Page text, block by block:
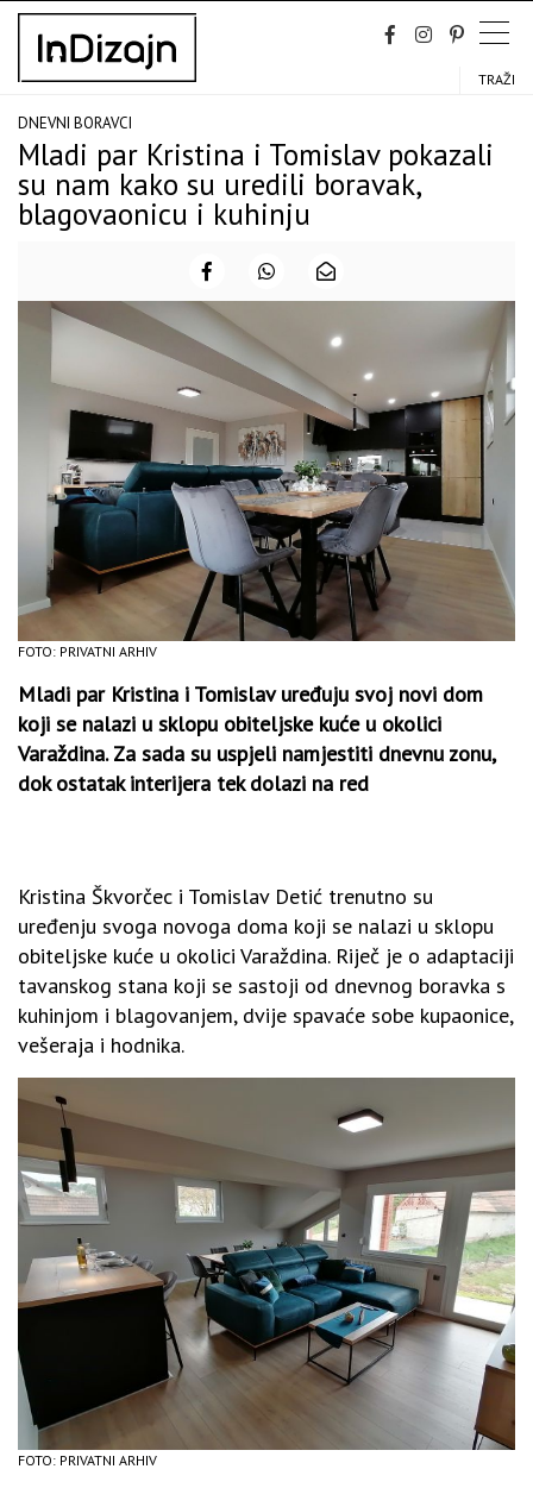
Skip
content
TRAŽI
DNEVNI BORAVCI
Mladi par Kristina i Tomislav pokazali
su nam kako su uredili boravak,
blagovaonicu i kuhinju
FOTO: PRIVATNI ARHIV
Mladi par Kristina i Tomislav uređuju svoj novi dom
koji se nalazi u sklopu obiteljske kuće u okolici
Varaždina. Za sada su uspjeli namjestiti dnevnu zonu,
dok ostatak interijera tek dolazi na red
Kristina Škvorčec i Tomislav Detić trenutno su
uređenju svoga novoga doma koji se nalazi u sklopu
obiteljske kuće u okolici Varaždina. Riječ je o adaptaciji
tavanskog stana koji se sastoji od dnevnog boravka s
kuhinjom i blagovanjem, dvije spavaće sobe kupaonice,
vešeraja i hodnika.
FOTO: PRIVATNI ARHIV